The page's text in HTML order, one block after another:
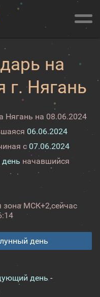
на
г. Нягань
Нягань на 08.06.2024
06.06.2024
с 07.06.2024
начавшийся
зона МСК+2,сейчас
день
день -